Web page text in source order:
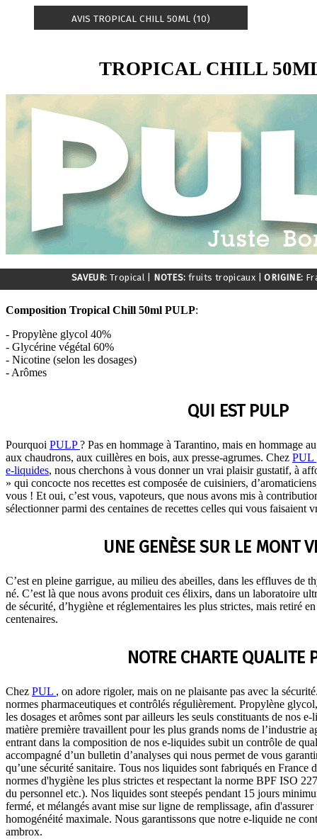
AVIS TROPICAL CHILL 50ML (10)
TROPICAL CHILL
SAVEUR: Tropical NOTES: fruits tropicaux ORIGINE:
Composition Tropical Chill 50ml PULP:
- Propylène glycol 40%
- Glycérine végétal 60%
- Nicotine (selon les dosages)
- Arômes
QUI EST PULP
Pourquoi PULP? Pas en hommage à Tarantino, mais en hommage
aux chaudrons, aux cuillères en bois, aux presse-agrumes. Chez PUL
e-liquides, nous cherchons à vous donner un vrai plaisir gustatif, à
» qui concocte nos recettes est composée de cuisiniers,
vous ! Et oui, c’est vous, vapoteurs, que nous avons mis à
sélectionner parmi des centaines de recettes celles qui vous
UNE GENÈSE SUR LE MONT
C’est en pleine garrigue, au milieu des abeilles, dans les effluves de
né. C’est là que nous avons produit ces élixirs, dans un laboratoire
de sécurité, d’hygiène et réglementaires les plus strictes, mais retiré
centenaires.
NOTRE CHARTE QUALITE
Chez PUL , on adore rigoler, mais on ne plaisante pas avec la
normes pharmaceutiques et contrôlés régulièrement. Propylène
les dosages et arômes sont par ailleurs les seuls constituants de nos
matière première travaillent pour les plus grands noms de l’industrie
entrant dans la composition de nos e-liquides subit un contrôle de
accompagné d’un bulletin d’analyses qui nous permet de vous
qu’une sécurité sanitaire. Tous nos liquides sont fabriqués en France
normes d'hygiène les plus strictes et respectant la norme BPF ISO
du personnel etc.). Nos liquides sont steepés pendant 15 jours
fermé, et mélangés avant mise sur ligne de remplissage, afin
homogénéité maximale. Nous garantissons que notre e-liquide ne
ambrox.